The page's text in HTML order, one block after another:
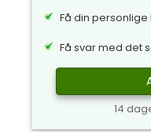
Få din personlige
Få svar med det
14